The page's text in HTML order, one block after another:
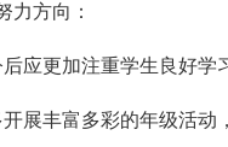
力方向：
后应更加注重学生良好学
开展丰富多彩的年级活动